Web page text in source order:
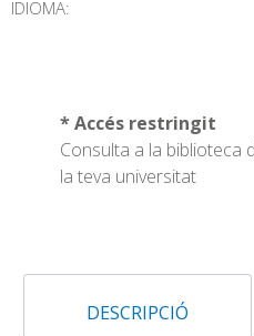
IDIOMA:
* Accés restringit
Consulta a la biblioteca
la teva universitat
DESCRIPCIÓ